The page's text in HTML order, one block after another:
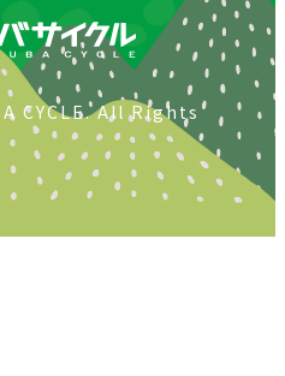
CYCLE. All Rights